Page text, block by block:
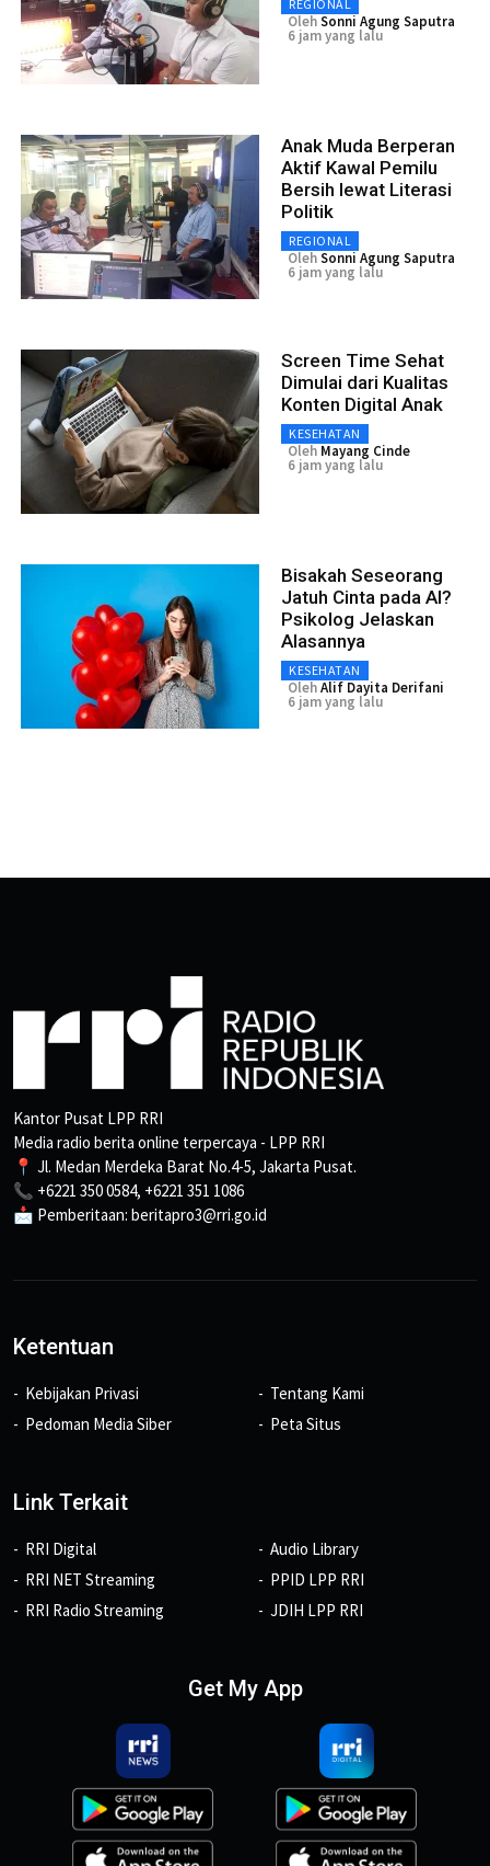
REGIONAL
OlehSonni Agung Saputra
6 jam yang lalu
Anak Muda Berperan
Aktif Kawal Pemilu
Bersih lewat Literasi
Politik
REGIONAL
OlehSonni Agung Saputra
6 jam yang lalu
Screen Time Sehat
Dimulai dari Kualitas
Konten Digital Anak
KESEHATAN
Oleh Mayang Cinde
6 jam yang lalu
Bisakah Seseorang
Jatuh Cinta pada AI?
Psikolog Jelaskan
Alasannya
KESEHATAN
OlehAlif Dayita Derifani
6 jam yang lalu
Kantor Pusat LPP RRI
Media radio berita online terpercaya - LPP RRI
📍 Jl. Medan Merdeka Barat No.4-5, Jakarta Pusat.
📞 +6221 350 0584, +6221 351 1086
📩 Pemberitaan: beritapro3@rri.go.id
Ketentuan
Kebijakan Privasi
Pedoman Media Siber
Tentang Kami
Peta Situs
Link Terkait
RRI Digital
RRI NET Streaming
RRI Radio Streaming
Audio Library
PPID LPP RRI
JDIH LPP RRI
Get My App